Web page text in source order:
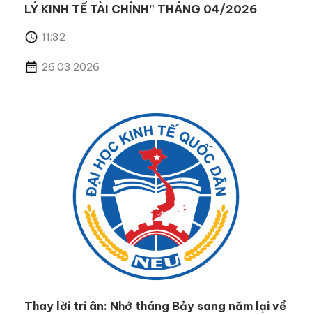
LÝ KINH TẾ TÀI CHÍNH” THÁNG 04/2026
11:32
26.03.2026
Thay lời tri ân: Nhớ tháng Bảy sang năm lại về